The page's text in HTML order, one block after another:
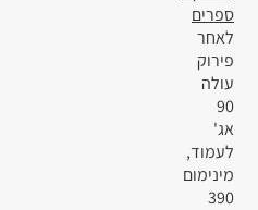
ספרים
לאחר
פירוק
עולה
90
אג'
לעמוד,
מינימום
390